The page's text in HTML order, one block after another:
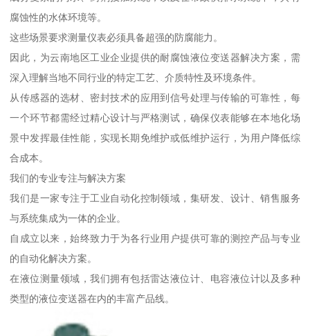
腐蚀性的水体环境等。
这些场景要求测量仪表必须具备超强的防腐能力。
因此，为云南地区工业企业提供的耐腐蚀液位变送器解决方案，需
深入理解当地不同行业的特定工艺、介质特性及环境条件。
从传感器的选材、密封技术的应用到信号处理与传输的可靠性，每
一个环节都需经过精心设计与严格测试，确保仪表能够在本地化场
景中发挥最佳性能，实现长期免维护或低维护运行，为用户降低综
合成本。
我们的专业专注与解决方案
我们是一家专注于工业自动化控制领域，集研发、设计、销售服务
与系统集成为一体的企业。
自成立以来，始终致力于为各行业用户提供可靠的测控产品与专业
的自动化解决方案。
在液位测量领域，我们拥有包括雷达液位计、电容液位计以及多种
类型的液位变送器在内的丰富产品线。